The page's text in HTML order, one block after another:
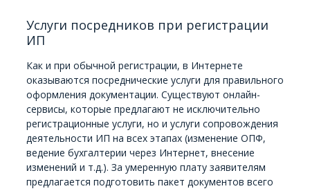
Услуги посредников при регистрации
ИП
Как и при обычной регистрации, в Интернете
оказываются посреднические услуги для правильного
оформления документации. Существуют онлайн-
сервисы, которые предлагают не исключительно
регистрационные услуги, но и услуги сопровождения
деятельности ИП на всех этапах (изменение ОПФ,
ведение бухгалтерии через Интернет, внесение
изменений и т.д.). За умеренную плату заявителям
предлагается подготовить пакет документов всего